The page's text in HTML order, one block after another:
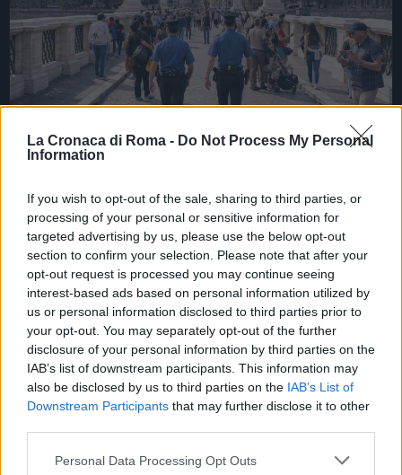
La Cronaca di Roma - Do Not Process My Personal
Information
If you wish to opt-out of the sale, sharing to third parties, or
processing of your personal or sensitive information for
targeted advertising by us, please use the below opt-out
section to confirm your selection. Please note that after your
opt-out request is processed you may continue seeing
interest-based ads based on personal information utilized by
us or personal information disclosed to third parties prior to
your opt-out. You may separately opt-out of the further
disclosure of your personal information by third parties on the
IAB’s list of downstream participants. This information may
also be disclosed by us to third parties on the IAB’s List of
Downstream Participants that may further disclose it to other
Please note that this website/app uses one or more Google
Personal Data Processing Opt Outs
CRONACA
Sorpresa in centro a Roma:
sacerdote sorpreso a rubare
cultura. Ma cosa significa per
noi?
5 Luglio 2026 - 13:25Italo Lauro
Sei arresti nel centro di Roma e un sacerdote in
manette. Può sembrare un copione da film,
invece è pura cronaca nera, anzi, una riflessione
inquietante su cosa…